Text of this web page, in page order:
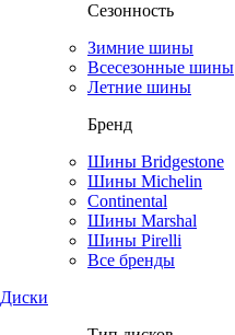
Сезонность
Зимние шины
Всесезонные шины
Летние шины
Бренд
Шины Bridgestone
Шины Michelin
Continental
Шины Marshal
Шины Pirelli
Все бренды
Диски